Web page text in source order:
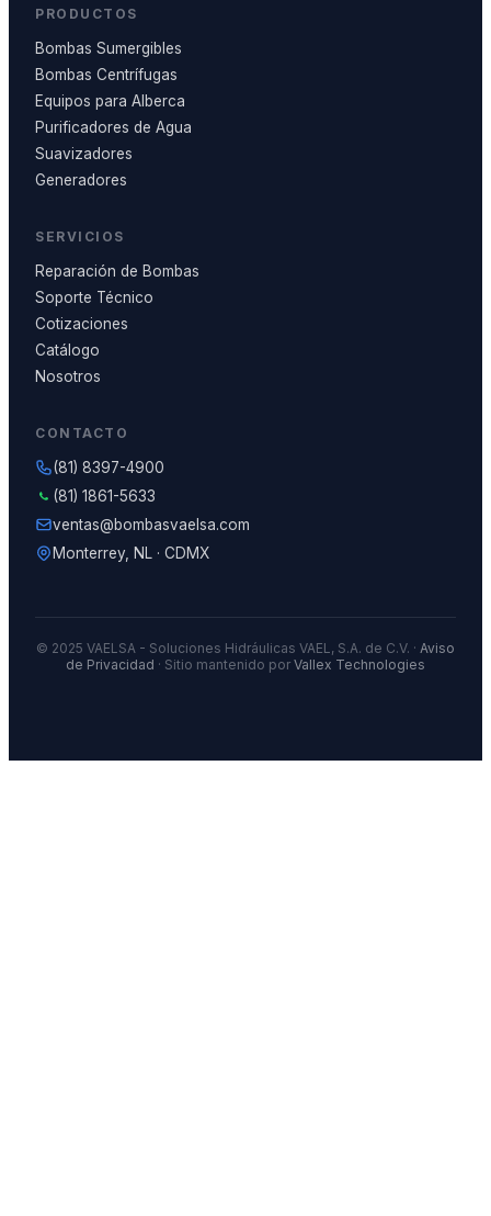
PRODUCTOS
Bombas Sumergibles
Bombas Centrífugas
Equipos para Alberca
Purificadores de Agua
Suavizadores
Generadores
SERVICIOS
Reparación de Bombas
Soporte Técnico
Cotizaciones
Catálogo
Nosotros
CONTACTO
(81) 8397-4900
(81) 1861-5633
ventas@bombasvaelsa.com
Monterrey, NL · CDMX
© 2025 VAELSA - Soluciones Hidráulicas VAEL, S.A. de C.V. · Aviso
de Privacidad · Sitio mantenido por Vallex Technologies